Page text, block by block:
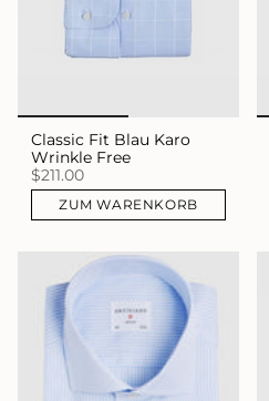
Classic Fit Blau Karo
Wrinkle Free
$211.00
ZUM WARENKORB